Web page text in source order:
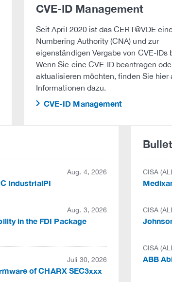
CVE-ID Management
Seit April 2020 ist das CERT@VDE
Numbering Authority (CNA) und zur
eigenständigen Vergabe von CVE-IDs
Wenn Sie eine CVE-ID beantragen
aktualisieren möchten, finden Sie hier
Informationen dazu.
CVE-ID Management
Aug. 4, 2026
IndustrialPI
Aug. 3, 2026
in the FDI Package
Juli 30, 2026
of CHARX SEC3xxx
CISA
CISA
CISA
ABB